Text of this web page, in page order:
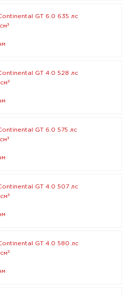
GT 6.0 635 лс
³
GT 4.0 528 лс
³
GT 6.0 575 лс
³
GT 4.0 507 лс
³
GT 4.0 580 лс
³